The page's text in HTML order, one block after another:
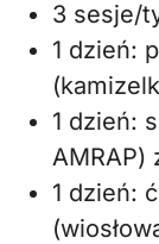
3 sesje/
1 dzień:
1 dzień:
AMRAP)
1 dzień: